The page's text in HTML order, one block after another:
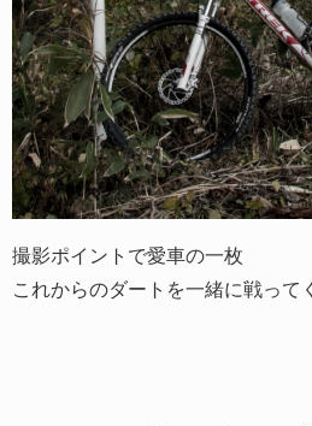
撮影ポイントで愛車の一枚
これからのダートを一緒に戦って